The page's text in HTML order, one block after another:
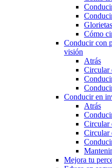
Cómo
Conducir con
visión
Atrás
Circular
Conducir en
Atrás
Circular
Circular
Mejora tu